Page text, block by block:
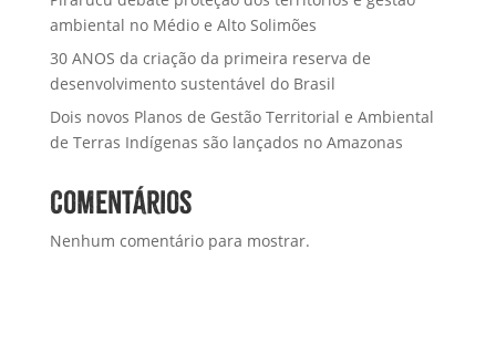
ambiental no Médio e Alto Solimões
30 ANOS da criação da primeira reserva de
desenvolvimento sustentável do Brasil
Dois novos Planos de Gestão Territorial e Ambiental
de Terras Indígenas são lançados no Amazonas
Comentários
Nenhum comentário para mostrar.